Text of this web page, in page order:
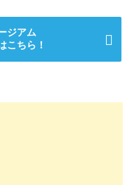
ジアム
こちら！